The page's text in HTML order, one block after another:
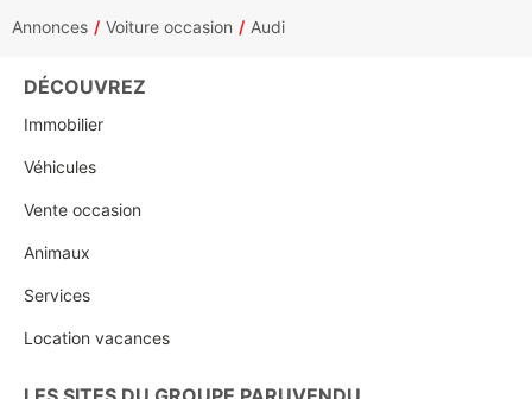
Annonces Voiture occasion Audi
DÉCOUVREZ
Immobilier
Véhicules
Vente occasion
Animaux
Services
Location vacances